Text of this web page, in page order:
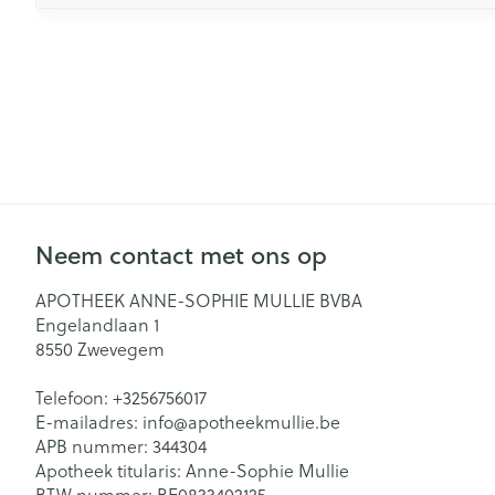
Neem contact met ons op
APOTHEEK ANNE-SOPHIE MULLIE BVBA
Engelandlaan 1
8550 Zwevegem
Telefoon: +3256756017
E-mailadres: info@apotheekmullie.be
APB nummer: 344304
Apotheek titularis: Anne-Sophie Mullie